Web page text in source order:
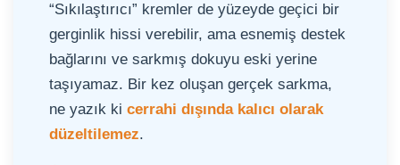
“Sıkılaştırıcı” kremler de yüzeyde geçici bir
gerginlik hissi verebilir, ama esnemiş destek
bağlarını ve sarkmış dokuyu eski yerine
taşıyamaz. Bir kez oluşan gerçek sarkma,
ne yazık ki cerrahi dışında kalıcı olarak
düzeltilemez.